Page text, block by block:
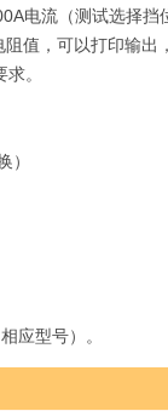
电流（测试选择
值，可以打印输
。
）
应型号）。